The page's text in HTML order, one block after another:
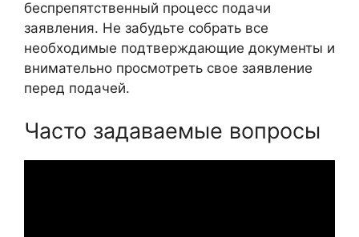
беспрепятственный процесс подачи
заявления. Не забудьте собрать все
необходимые подтверждающие документы и
внимательно просмотреть свое заявление
перед подачей.
Часто задаваемые вопросы